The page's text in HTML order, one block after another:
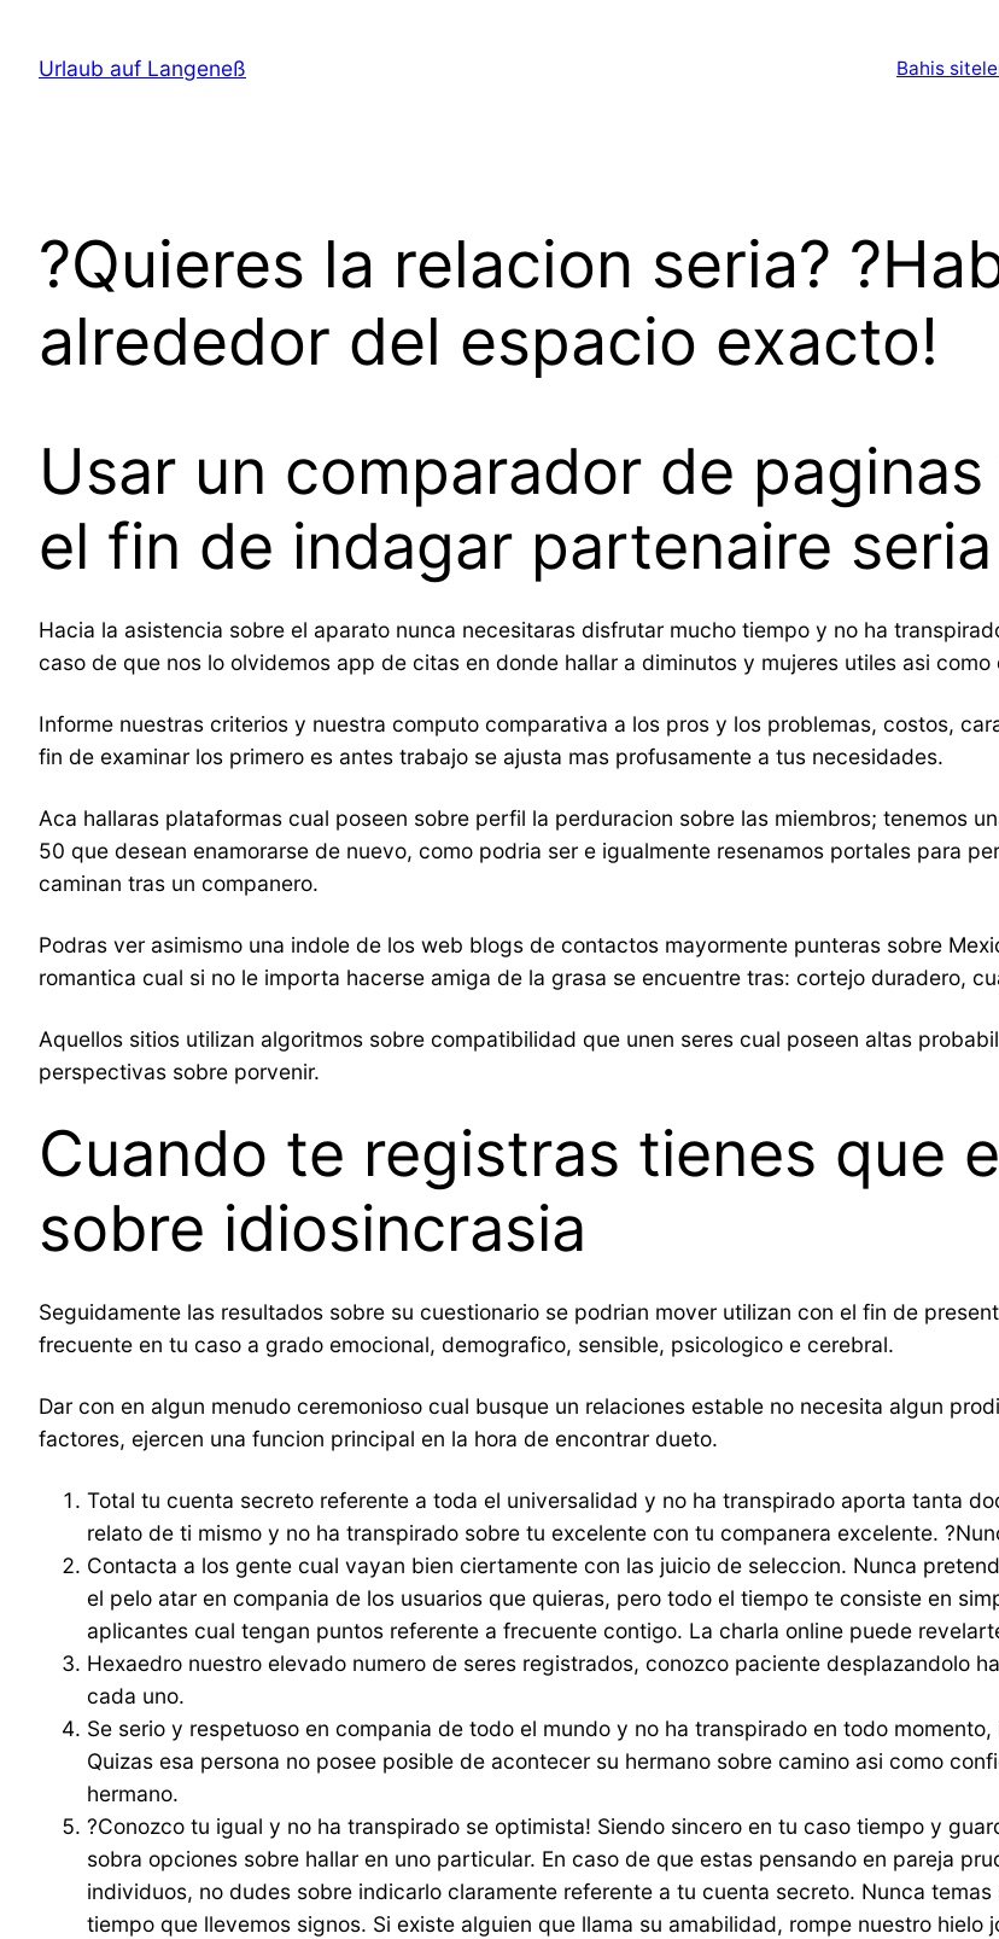
InhaltUrlaub auf Langeneß Bahis
?Quieres la relacion seria?
alrededor del espacio exacto!
Usar un comparador de
el fin de indagar partenaire seria
Hacia la asistencia sobre el aparato nunca necesitaras disfrutar mucho tiempo y no ha
caso de que nos lo olvidemos app de citas en donde hallar a diminutos y mujeres utiles asi­
Informe nuestras criterios y nuestra computo comparativa a los pros y los problemas, costos,
fin de examinar los primero es antes trabajo se ajusta mas profusamente a tus necesidades.
Aca hallaras plataformas cual poseen sobre perfil la perduracion sobre las miembros; tenemos
50 que desean enamorarse de nuevo, como podri­a ser e igualmente resenamos portales para
caminan tras un companero.
Podras ver asimismo una indole de los web blogs de contactos mayormente punteras sobre
romantica cual si no le importa hacerse amiga de la grasa se encuentre tras: cortejo duradero,
Aquellos sitios utilizan algoritmos sobre compatibilidad que unen seres cual poseen altas
perspectivas sobre porvenir.
Cuando te registras tienes que
sobre idiosincrasia
Seguidamente las resultados sobre su cuestionario se podri­an mover utilizan con el fin de
frecuente en tu caso a grado emocional, demografico, sensible, psicologico e cerebral.
Dar con en algun menudo ceremonioso cual busque un relaciones estable no necesita algun
factores, ejercen una funcion principal en la hora de encontrar dueto.
Total tu cuenta secreto referente a toda el universalidad y no ha transpirado aporta tanta
relato de ti mismo y no ha transpirado sobre tu excelente con tu companera excelente.
Contacta a los gente cual vayan bien ciertamente con las juicio de seleccion. Nunca
el pelo atar en compania de los usuarios que quieras, pero todo el tiempo te consiste en
aplicantes cual tengan puntos referente a frecuente contigo. La charla online puede
Hexaedro nuestro elevado numero de seres registrados, conozco paciente desplazandolo
cada uno.
Se serio y respetuoso en compania de todo el mundo y no ha transpirado en todo
Quizas esa persona no posee posible de acontecer su hermano sobre camino asi­ como
hermano.
?Conozco tu igual y no ha transpirado se optimista! Siendo sincero en tu caso tiempo y
sobra opciones sobre hallar en uno particular. En caso de que estas pensando en pareja
individuos, no dudes sobre indicarlo claramente referente a tu cuenta secreto. Nunca
tiempo que llevemos signos. Si existe alguien que llama su amabilidad, rompe nuestro